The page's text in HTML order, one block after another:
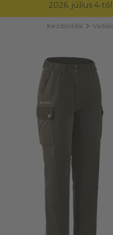
2026. július 4-
Kezdőoldal chevron_right